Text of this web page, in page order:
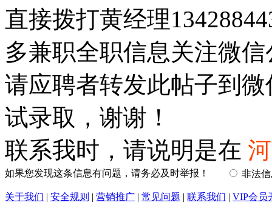
直接拨打黄经理
多兼职全职信息关注微
请应聘者转发此帖子到
试录取，谢谢！
联系我时，请说明是在
如果您发现这条信息有问题，请务必及时举报！ 非法
关于我们 | 安全规则 | 营销推广 | 常见问题 | 联系我们 | VIP会员